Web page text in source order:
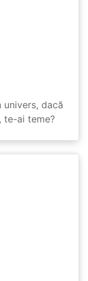
univers, dacă
te-ai teme?